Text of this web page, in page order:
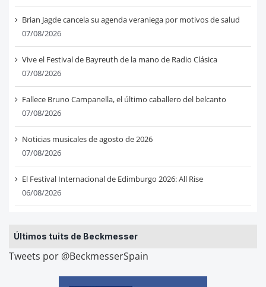
Brian Jagde cancela su agenda veraniega por motivos de salud
07/08/2026
Vive el Festival de Bayreuth de la mano de Radio Clásica
07/08/2026
Fallece Bruno Campanella, el último caballero del belcanto
07/08/2026
Noticias musicales de agosto de 2026
07/08/2026
El Festival Internacional de Edimburgo 2026: All Rise
06/08/2026
Últimos tuits de Beckmesser
Tweets por @BeckmesserSpain